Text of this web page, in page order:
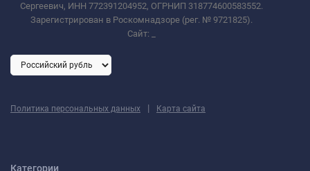
Сергеевич, ИНН 772391204952, ОГРНИП 318774600583552.
Зарегистрирован в Роскомнадзоре (рег. № 9721825).
Сайт:
Политика персональных данных | Карта сайта
Категории